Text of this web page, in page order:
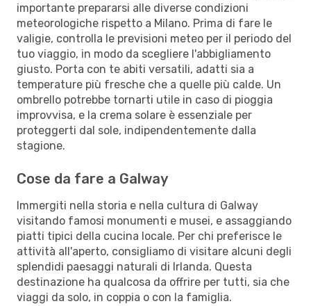
importante prepararsi alle diverse condizioni
meteorologiche rispetto a Milano. Prima di fare le
valigie, controlla le previsioni meteo per il periodo del
tuo viaggio, in modo da scegliere l'abbigliamento
giusto. Porta con te abiti versatili, adatti sia a
temperature più fresche che a quelle più calde. Un
ombrello potrebbe tornarti utile in caso di pioggia
improvvisa, e la crema solare è essenziale per
proteggerti dal sole, indipendentemente dalla
stagione.
Cose da fare a Galway
Immergiti nella storia e nella cultura di Galway
visitando famosi monumenti e musei, e assaggiando
piatti tipici della cucina locale. Per chi preferisce le
attività all'aperto, consigliamo di visitare alcuni degli
splendidi paesaggi naturali di Irlanda. Questa
destinazione ha qualcosa da offrire per tutti, sia che
viaggi da solo, in coppia o con la famiglia.